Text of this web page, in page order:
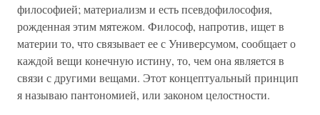
философией; материализм и есть псевдофилософия,
рожденная этим мятежом. Философ, напротив, ищет в
материи то, что связывает ее с Универсумом, сообщает о
каждой вещи конечную истину, то, чем она является в
связи с другими вещами. Этот концептуальный принцип
я называю пантономией, или законом целостности.